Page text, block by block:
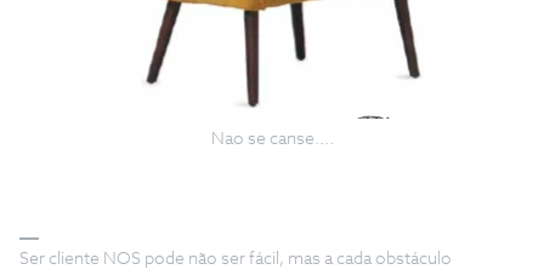
Nao se canse....
Ser cliente NOS pode não ser fácil, mas a cada obstáculo